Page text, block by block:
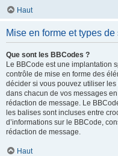
Haut
Mise en forme et types de
Que sont les BBCodes ?
Le BBCode est une implantation
contrôle de mise en forme des
décider si vous pouvez utiliser
dans chacun de vos messages
rédaction de message. Le
les balises sont incluses entre
d’informations sur le BBCode,
rédaction de message.
Haut